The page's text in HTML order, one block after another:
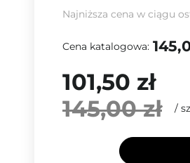
Najniższa cena w ciągu
Cena katalogowa:
101,50 zł
145,00 zł
/